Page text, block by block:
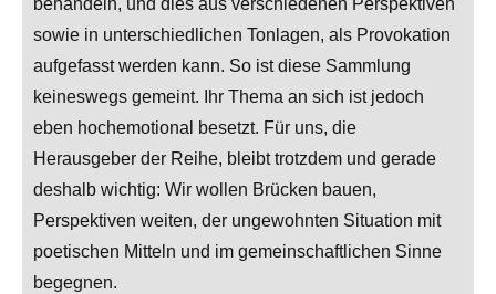
behandeln, und dies aus verschiedenen Perspektiven
sowie in unterschiedlichen Tonlagen, als Provokation
aufgefasst werden kann. So ist diese Sammlung
keineswegs gemeint. Ihr Thema an sich ist jedoch
eben hochemotional besetzt. Für uns, die
Herausgeber der Reihe, bleibt trotzdem und gerade
deshalb wichtig: Wir wollen Brücken bauen,
Perspektiven weiten, der ungewohnten Situation mit
poetischen Mitteln und im gemeinschaftlichen Sinne
begegnen.